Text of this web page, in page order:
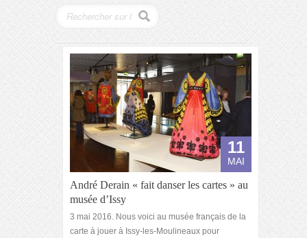
11
MAI
André Derain « fait danser les cartes » au
musée d’Issy
3 mai 2016. Nous voici au musée français de la
carte à jouer à Issy-les-Moulineaux pour